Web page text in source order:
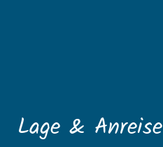
Lage & Anreise